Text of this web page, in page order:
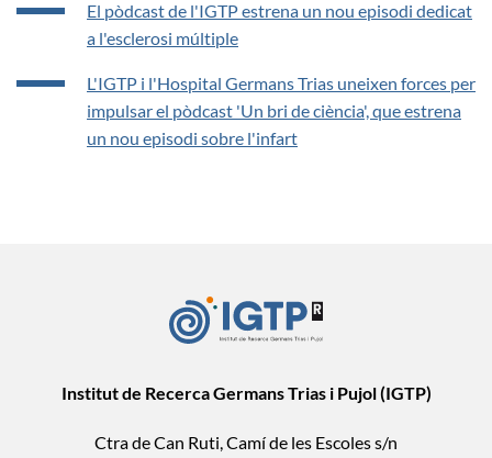
El pòdcast de l'IGTP estrena un nou episodi dedicat
a l'esclerosi múltiple
L'IGTP i l'Hospital Germans Trias uneixen forces per
impulsar el pòdcast 'Un bri de ciència', que estrena
un nou episodi sobre l'infart
Institut de Recerca Germans Trias i Pujol (IGTP)
Ctra de Can Ruti, Camí de les Escoles s/n